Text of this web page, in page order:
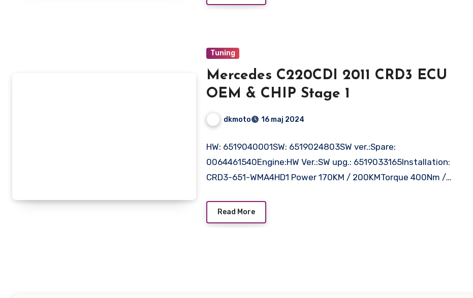
Tuning
Mercedes C220CDI 2011 CRD3 ECU
OEM & CHIP Stage 1
dkmoto 16 maj 2024
HW: 6519040001SW: 6519024803SW ver.:Spare:
0064461540Engine:HW Ver.:SW upg.: 6519033165Installation:
CRD3-651-WMA4HD1 Power 170KM / 200KMTorque 400Nm /…
Read More